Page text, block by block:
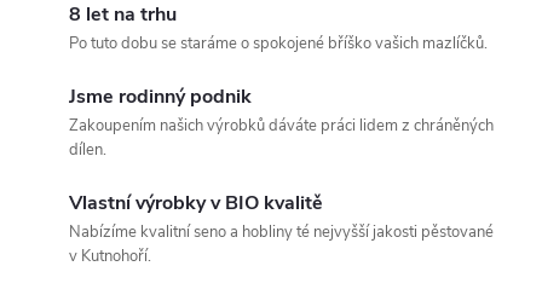
8 let na trhu
Po tuto dobu se staráme o spokojené bříško vašich mazlíčků.
Jsme rodinný podnik
Zakoupením našich výrobků dáváte práci lidem z chráněných
dílen.
Vlastní výrobky v BIO kvalitě
Nabízíme kvalitní seno a hobliny té nejvyšší jakosti pěstované
v Kutnohoří.